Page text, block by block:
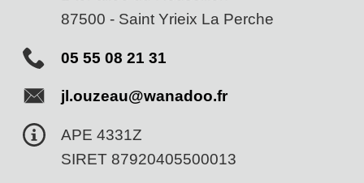
87500 - Saint Yrieix La Perche
05 55 08 21 31
jl.ouzeau@wanadoo.fr
APE 4331Z
SIRET 87920405500013